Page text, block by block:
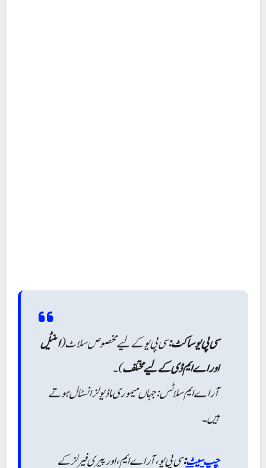
سی پی یو ساکٹ:سی پی یو کے لیے مخصوص سلاٹ (انٹیل
اور اے ایم ڈی کے لیے مختلف)۔
آر اے ایم سلاٹس: جہاں میموری ماڈیولز انسٹال ہوتے
ہیں۔
چپ سیٹ:سی پی یو ، آر اے ایم ، اور پیری فیرلز کے